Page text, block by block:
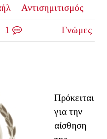
Αντισημιτισμός
1 Γνώμες
Πρόκειται
για την
αίσθηση